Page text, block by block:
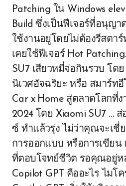
Patching ใน Windows
Build ซึ่งเป็นฟีเจอร์ที่อนุญ
ใช้งานอยู่โดยไม่ต้องรีสตา
เคยใช้ฟีเจอร์ Hot
SU7 เสียวหมี่จ่อกินรวบ โด
นิเวศอัจฉริยะ หรือ สมาร์ท
Car x Home สู่ตลาดโลกที่ง
2024 โดย Xiaomi SU7 …
ซ์ ทำแล้วรุ่ง ไม่ว่าคุณจะเชี่
การออกแบบ หรือการเขียน
ที่ตอบโจทย์ชีวิต รอคุณอยู่ห
Copilot GPT คืออะไร ไมโ